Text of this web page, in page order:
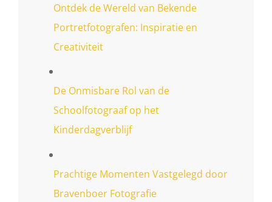
Ontdek de Wereld van Bekende
Portretfotografen: Inspiratie en
Creativiteit
De Onmisbare Rol van de
Schoolfotograaf op het
Kinderdagverblijf
Prachtige Momenten Vastgelegd door
Bravenboer Fotografie